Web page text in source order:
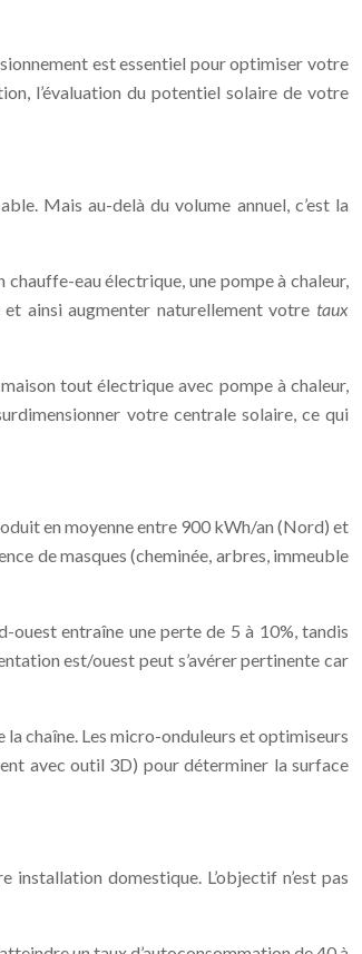
est essentiel pour optimiser votre
l’évaluation du potentiel solaire de votre
Mais au-delà du volume annuel, c’est la
eau électrique, une pompe à chaleur,
ainsi augmenter naturellement votre taux
tout électrique avec pompe à chaleur,
votre centrale solaire, ce qui
en moyenne entre 900 kWh/an (Nord) et
de masques (cheminée, arbres, immeuble
entraîne une perte de 5 à 10%, tandis
est/ouest peut s’avérer pertinente car
chaîne. Les micro-onduleurs et optimiseurs
avec outil 3D) pour déterminer la surface
installation domestique. L’objectif n’est pas